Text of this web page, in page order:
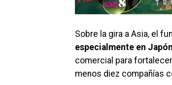
Sobre la gira a Asia, el
especialmente en
comercial para
menos diez compañías